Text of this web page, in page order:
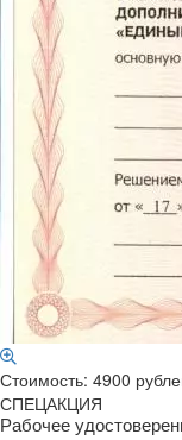
Стоимость: 4900
СПЕЦАКЦИЯ
Рабочее